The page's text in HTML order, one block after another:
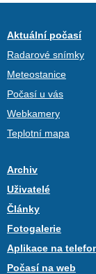
Aktuální počasí
Radarové snímky
Meteostanice
Počasí u vás
Webkamery
Teplotní mapa
Archiv
Uživatelé
Články
Fotogalerie
Aplikace na
Počasí na web